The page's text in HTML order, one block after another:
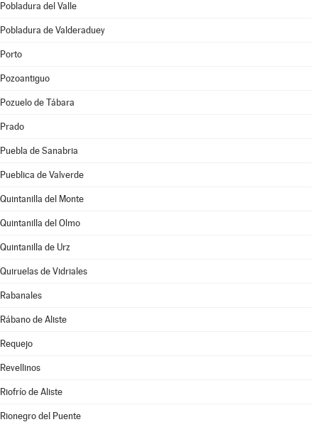
Pobladura del Valle
Pobladura de Valderaduey
Porto
Pozoantiguo
Pozuelo de Tábara
Prado
Puebla de Sanabria
Pueblica de Valverde
Quintanilla del Monte
Quintanilla del Olmo
Quintanilla de Urz
Quiruelas de Vidriales
Rabanales
Rábano de Aliste
Requejo
Revellinos
Riofrío de Aliste
Rionegro del Puente